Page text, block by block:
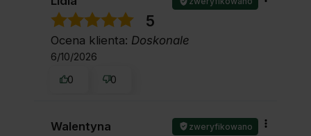
5
Ocena klienta: Doskonale
6/10/2026
0
0
Walentyna zweryfikowano